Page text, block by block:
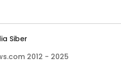
Siber
2012 - 2025